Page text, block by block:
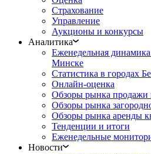
Страхование
Управление
Аукционы и конкурсы
Аналитика
Еженедельная
Минске
Статистика в городах
Онлайн-оценка
Обзоры рынка продажи
Обзоры рынка
Обзоры рынка аренды
Тенденции и итоги
Еженедельные
Новости